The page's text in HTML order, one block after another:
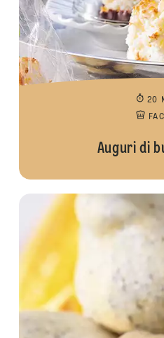
20
Auguri di